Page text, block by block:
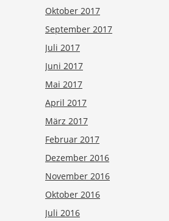
Oktober 2017
September 2017
Juli 2017
Juni 2017
Mai 2017
April 2017
März 2017
Februar 2017
Dezember 2016
November 2016
Oktober 2016
Juli 2016